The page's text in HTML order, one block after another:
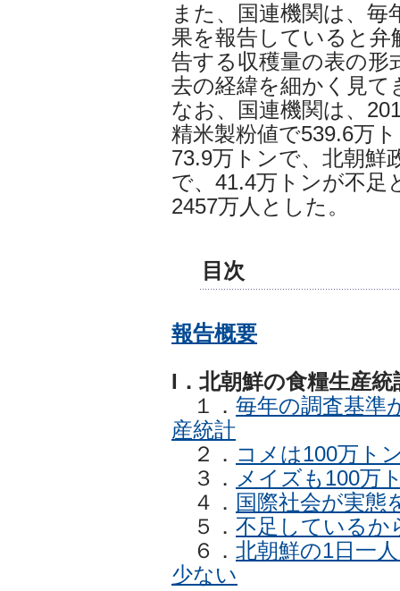
また、国連機関は、
果を報告していると
告する収穫量の表の形
去の経緯を細かく見
なお、国連機関は、
精米製粉値で539.6万
73.9万トンで、北朝鮮
で、41.4万トンが不足
2457万人とした。
目次
報告概要
I．北朝鮮の食糧生産統
１． 毎年の調査基準
産統計
２． コメは100万ト
３． メイズも100万
４． 国際社会が実態
５． 不足しているか
６． 北朝鮮の1日一
少ない